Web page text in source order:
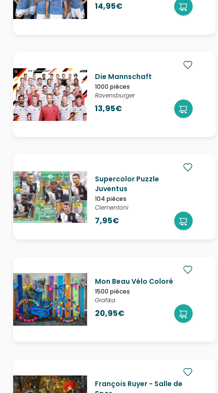
14,95€
Die Mannschaft
1000 pièces
Ravensburger
13,95€
Supercolor Puzzle
Juventus
104 pièces
Clementoni
7,95€
Mon Beau Vélo Coloré
1500 pièces
Grafika
20,95€
François Ruyer - Salle de